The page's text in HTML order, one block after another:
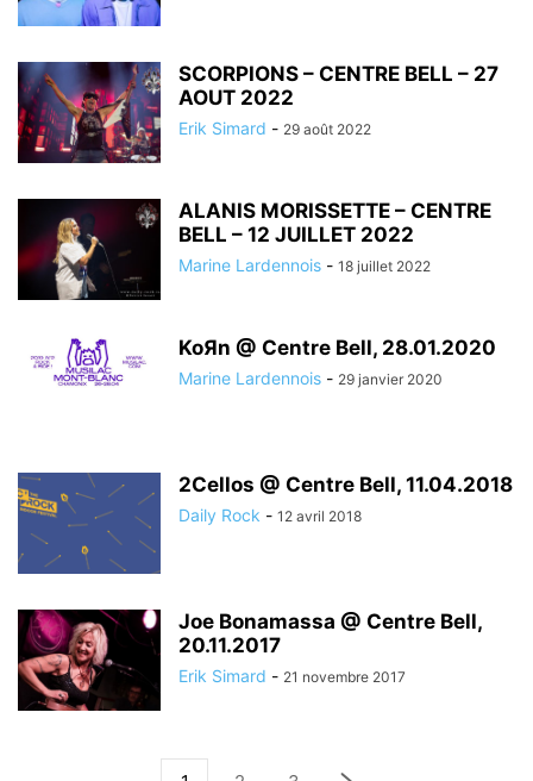
SCORPIONS – CENTRE BELL – 27
AOUT 2022
Erik Simard - 29 août 2022
ALANIS MORISSETTE – CENTRE
BELL – 12 JUILLET 2022
Marine Lardennois - 18 juillet 2022
KoЯn @ Centre Bell, 28.01.2020
Marine Lardennois - 29 janvier 2020
2Cellos @ Centre Bell, 11.04.2018
Daily Rock - 12 avril 2018
Joe Bonamassa @ Centre Bell,
20.11.2017
Erik Simard - 21 novembre 2017